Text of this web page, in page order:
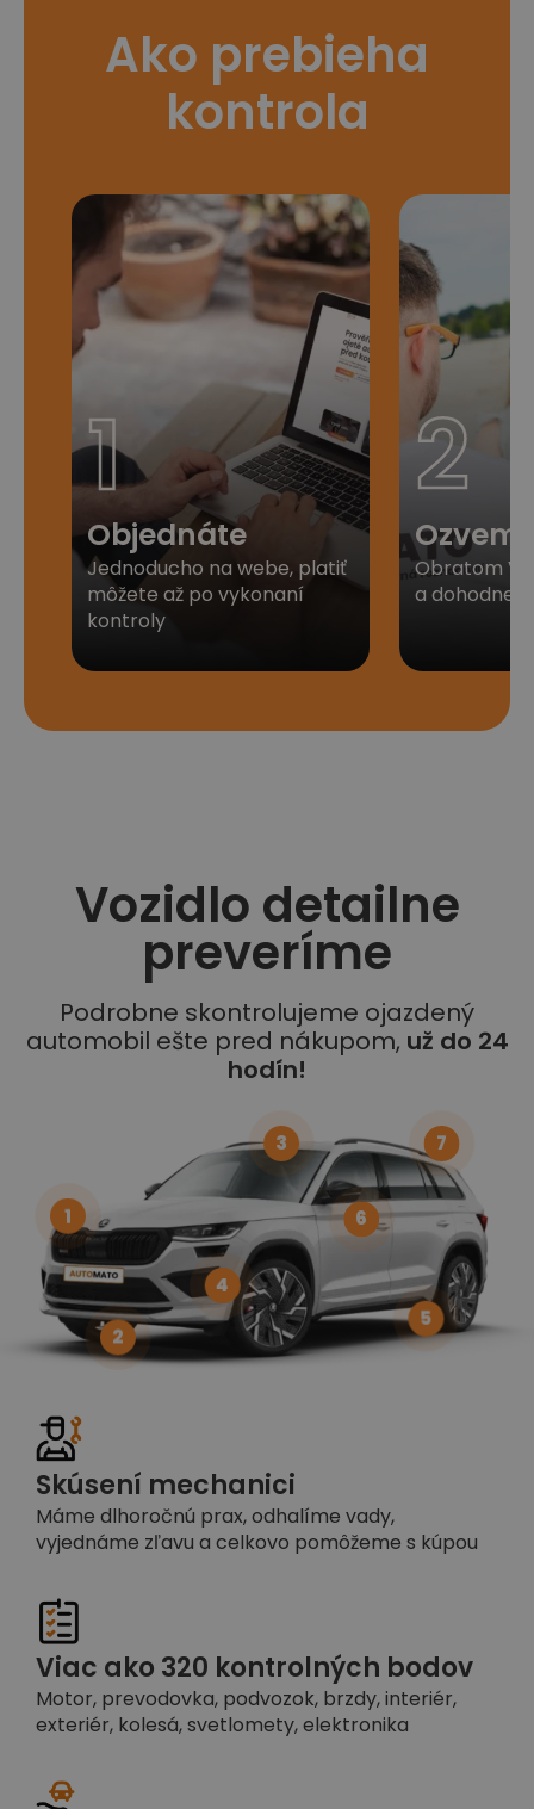
Ako prebieha
kontrola
1
Objednáte
Jednoducho na webe, platiť
môžete až po vykonaní
kontroly
2
Obratom
a
Vozidlo detailne
preveríme
Podrobne skontrolujeme ojazdený
automobil ešte pred nákupom, už do 24
hodín!
Skúsení mechanici
Máme dlhoročnú prax, odhalíme vady,
vyjednáme zľavu a celkovo pomôžeme s kúpou
Viac ako 320 kontrolných bodov
Motor, prevodovka, podvozok, brzdy, interiér,
exteriér, kolesá, svetlomety, elektronika
1
2
3
4
5
6
7